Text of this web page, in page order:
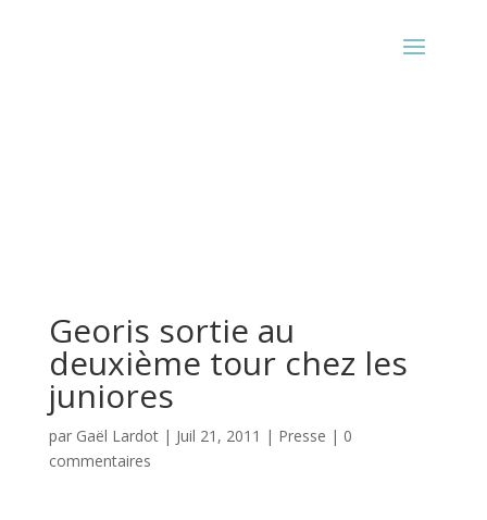
Georis sortie au
deuxième tour chez les
juniores
par Gaël Lardot| Juil 21, 2011 | Presse | 0
commentaires